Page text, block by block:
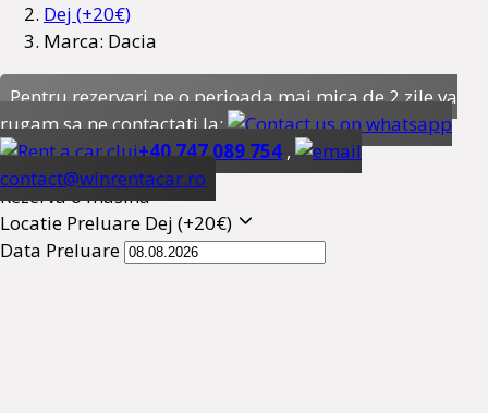
Dej (+20€)
Marca: Dacia
Pentru rezervari pe o perioada mai mica de 2 zile va
rugam sa ne contactati la:
+40 747 089 754 ,
contact@winrentacar.ro
Rezerva o masina
Locatie Preluare Dej (+20€)
Data Preluare